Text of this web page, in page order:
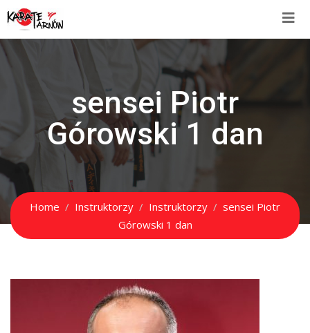
sensei Piotr
Górowski 1 dan
Home Instruktorzy Instruktorzy
sensei Piotr
Górowski 1 dan